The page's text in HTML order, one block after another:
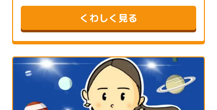
くわしく見る